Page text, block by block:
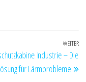
WEITER
Industrie – Die
für Lärmprobleme